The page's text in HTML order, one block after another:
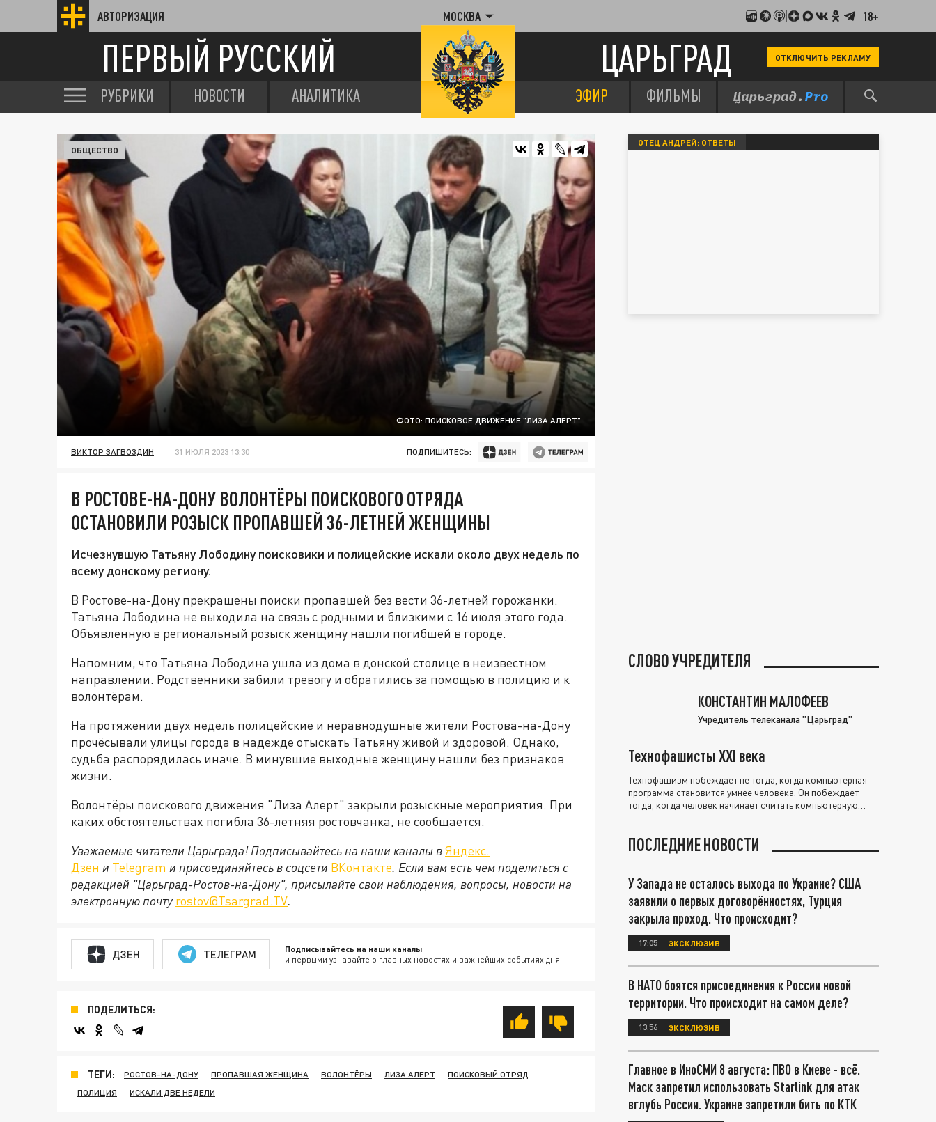
АВТОРИЗАЦИЯ МОСКВА 18+
ПЕРВЫЙ РУССКИЙ ЦАРЬГРАД ОТКЛЮЧИТЬ РЕКЛАМУ
РУБРИКИ НОВОСТИ АНАЛИТИКА ЭФИР ФИЛЬМЫ
ФОТО: ПОИСКОВОЕ ДВИЖЕНИЕ "ЛИЗА АЛЕРТ"
ОБЩЕСТВО
ВИКТОР ЗАГВОЗДИН 31 ИЮЛЯ 2023 13:30 ПОДПИШИТЕСЬ:
В РОСТОВЕ-НА-ДОНУ ВОЛОНТЁРЫ ПОИСКОВОГО ОТРЯДА
ОСТАНОВИЛИ РОЗЫСК ПРОПАВШЕЙ 36-ЛЕТНЕЙ ЖЕНЩИНЫ
Исчезнувшую Татьяну Лободину поисковики и полицейские искали около двух недель по
всему донскому региону.
В Ростове-на-Дону прекращены поиски пропавшей без вести 36-летней горожанки.
Татьяна Лободина не выходила на связь с родными и близкими с 16 июля этого года.
Объявленную в региональный розыск женщину нашли погибшей в городе.
Напомним, что Татьяна Лободина ушла из дома в донской столице в неизвестном
направлении. Родственники забили тревогу и обратились за помощью в полицию и к
волонтёрам.
На протяжении двух недель полицейские и неравнодушные жители Ростова-на-Дону
прочёсывали улицы города в надежде отыскать Татьяну живой и здоровой. Однако,
судьба распорядилась иначе. В минувшие выходные женщину нашли без признаков
жизни.
Волонтёры поискового движения "Лиза Алерт" закрыли розыскные мероприятия. При
каких обстоятельствах погибла 36-летняя ростовчанка, не сообщается.
Уважаемые читатели Царьграда! Подписывайтесь на наши каналы вЯндекс.
Дзен и Telegram и присоединяйтесь в соцсети ВКонтакте. Если вам есть чем поделиться с
редакцией "Царьград-Ростов-на-Дону", присылайте свои наблюдения, вопросы, новости на
электронную почту rostov@Tsargrad.ТV.
ДЗЕН ТЕЛЕГРАМ Подписывайтесь на наши каналы
и первыми узнавайте о главных новостях и важнейших событиях дня.
ПОДЕЛИТЬСЯ:
ТЕГИ: РОСТОВ-НА-ДОНУ ПРОПАВШАЯ ЖЕНЩИНА ВОЛОНТЁРЫ ЛИЗА АЛЕРТ
ПОИСКОВЫЙ ОТРЯД
ПОЛИЦИЯ
ИСКАЛИ ДВЕ НЕДЕЛИ
ОТЕЦ АНДРЕЙ: ОТВЕТЫ
СЛОВО УЧРЕДИТЕЛЯ
КОНСТАНТИН МАЛОФЕЕВ
Учредитель телеканала "Царьград"
Технофашисты XXI века
Технофашизм побеждает не тогда, когда компьютерная
программа становится умнее человека. Он побеждает
тогда, когда человек начинает считать компьютерную
ПОСЛЕДНИЕ НОВОСТИ
У Запада не осталось выхода по Украине? США
заявили о первых договорённостях, Турция
закрыла проход. Что происходит?
17:05 ЭКСКЛЮЗИВ
В НАТО боятся присоединения к России новой
территории. Что происходит на самом деле?
13:56 ЭКСКЛЮЗИВ
Главное в ИноСМИ 8 августа: ПВО в Киеве - всё.
Маск запретил использовать Starlink для атак
вглубь России. Украине запретили бить по КТК